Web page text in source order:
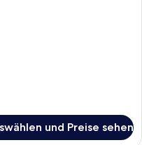
und Preise sehen